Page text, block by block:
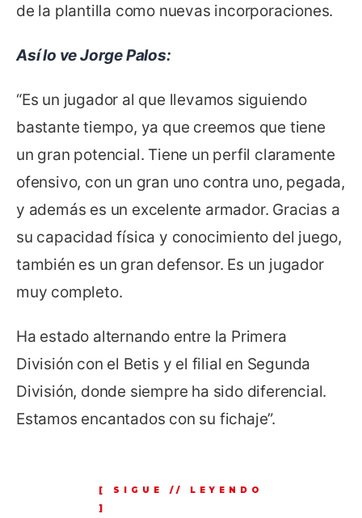
de la plantilla como nuevas incorporaciones.
Así lo ve Jorge Palos:
“Es un jugador al que llevamos siguiendo
bastante tiempo, ya que creemos que tiene
un gran potencial. Tiene un perfil claramente
ofensivo, con un gran uno contra uno, pegada,
y además es un excelente armador. Gracias a
su capacidad física y conocimiento del juego,
también es un gran defensor. Es un jugador
muy completo.
Ha estado alternando entre la Primera
División con el Betis y el filial en Segunda
División, donde siempre ha sido diferencial.
Estamos encantados con su fichaje”.